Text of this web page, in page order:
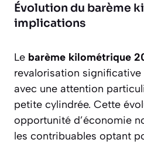
Évolution du barème
implications
Le barème kilométrique
revalorisation significative
avec une attention
petite cylindrée. Cette
opportunité d’économie
les contribuables optant